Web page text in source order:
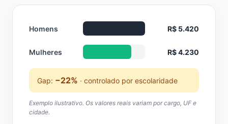
Homens R$ 5.420
Mulheres R$ 4.230
Gap: −22% · controlado por escolaridade
Exemplo ilustrativo. Os valores reais variam por cargo, UF e
cidade.